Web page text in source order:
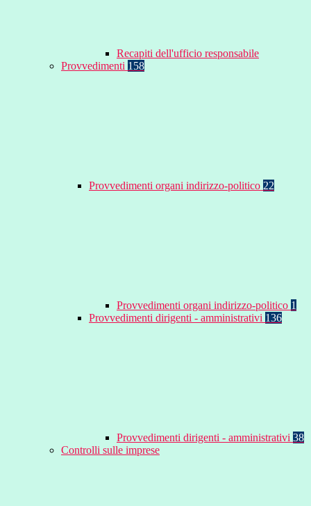
Recapiti dell'ufficio responsabile
Provvedimenti 158
Provvedimenti organi indirizzo-politico 22
Provvedimenti organi indirizzo-politico 1
Provvedimenti dirigenti - amministrativi 136
Provvedimenti dirigenti - amministrativi 38
Controlli sulle imprese